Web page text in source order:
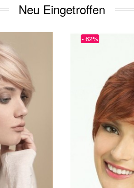
Neu Eingetroffen
- 62%